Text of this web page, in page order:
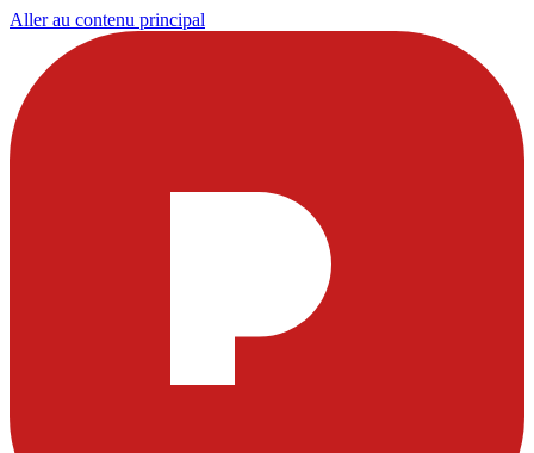
Aller au contenu principal